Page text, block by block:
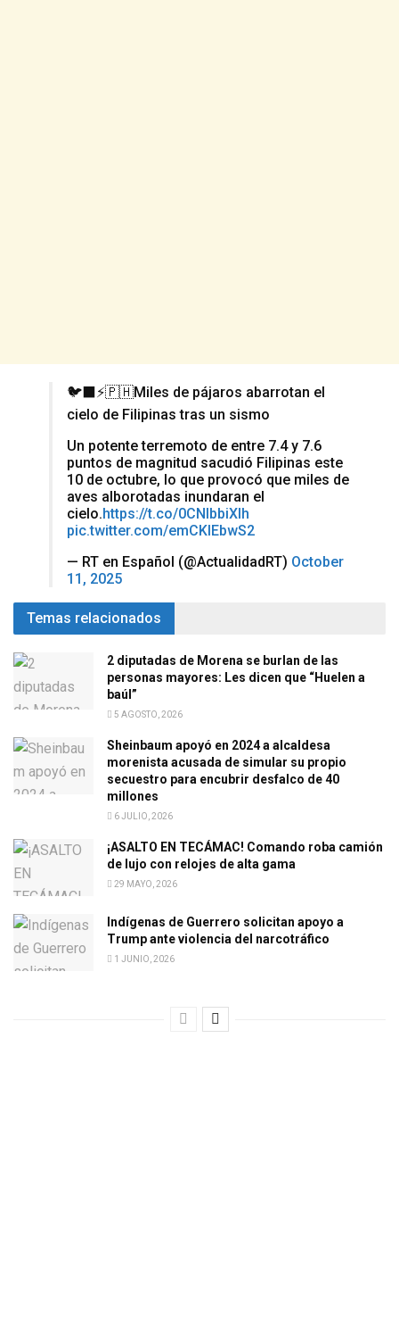
🐦‍⬛⚡️🇵🇭Miles de pájaros abarrotan el
cielo de Filipinas tras un sismo
Un potente terremoto de entre 7.4 y 7.6
puntos de magnitud sacudió Filipinas este
10 de octubre, lo que provocó que miles de
aves alborotadas inundaran el
cielo.https://t.co/0CNIbbiXlh
pic.twitter.com/emCKlEbwS2
— RT en Español (@ActualidadRT) October
11, 2025
Temas relacionados
2 diputadas de Morena se burlan de las
personas mayores: Les dicen que “Huelen a
baúl”
5 AGOSTO, 2026
Sheinbaum apoyó en 2024 a alcaldesa
morenista acusada de simular su propio
secuestro para encubrir desfalco de 40
millones
6 JULIO, 2026
¡ASALTO EN TECÁMAC! Comando roba camión
de lujo con relojes de alta gama
29 MAYO, 2026
Indígenas de Guerrero solicitan apoyo a
Trump ante violencia del narcotráfico
1 JUNIO, 2026